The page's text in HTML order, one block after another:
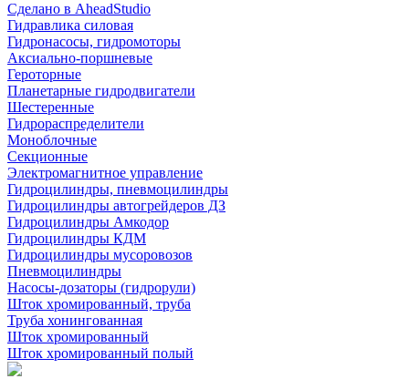
Сделано в AheadStudio
Гидравлика силовая
Гидронасосы, гидромоторы
Аксиально-поршневые
Героторные
Планетарные гидродвигатели
Шестеренные
Гидрораспределители
Моноблочные
Секционные
Электромагнитное управление
Гидроцилиндры, пневмоцилиндры
Гидроцилиндры автогрейдеров ДЗ
Гидроцилиндры Амкодор
Гидроцилиндры КДМ
Гидроцилиндры мусоровозов
Пневмоцилиндры
Насосы-дозаторы (гидрорули)
Шток хромированный, труба
Труба хонингованная
Шток хромированный
Шток хромированный полый